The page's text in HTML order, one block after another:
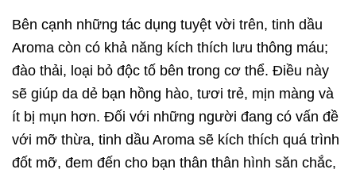
Bên cạnh những tác dụng tuyệt vời trên, tinh dầu
Aroma còn có khả năng kích thích lưu thông máu;
đào thải, loại bỏ độc tố bên trong cơ thể. Điều này
sẽ giúp da dẻ bạn hồng hào, tươi trẻ, mịn màng và
ít bị mụn hơn. Đối với những người đang có vấn đề
với mỡ thừa, tinh dầu Aroma sẽ kích thích quá trình
đốt mỡ, đem đến cho bạn thân thân hình săn chắc,